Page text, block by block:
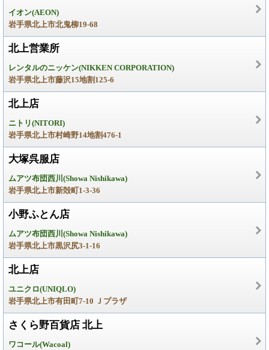
イオン(AEON)
岩手県北上市北鬼柳19-68
北上営業所
レンタルのニッケン(NIKKEN CORPORATION)
岩手県北上市藤沢15地割125-6
北上店
ニトリ(NITORI)
岩手県北上市村崎野14地割476-1
大塚呉服店
ムアツ布団西川(Showa Nishikawa)
岩手県北上市新殻町1-3-36
小野ふとん店
ムアツ布団西川(Showa Nishikawa)
岩手県北上市黒沢尻3-1-16
北上店
ユニクロ(UNIQLO)
岩手県北上市有田町7-10 Ｊプラザ
さくら野百貨店 北上
ワコール(Wacoal)